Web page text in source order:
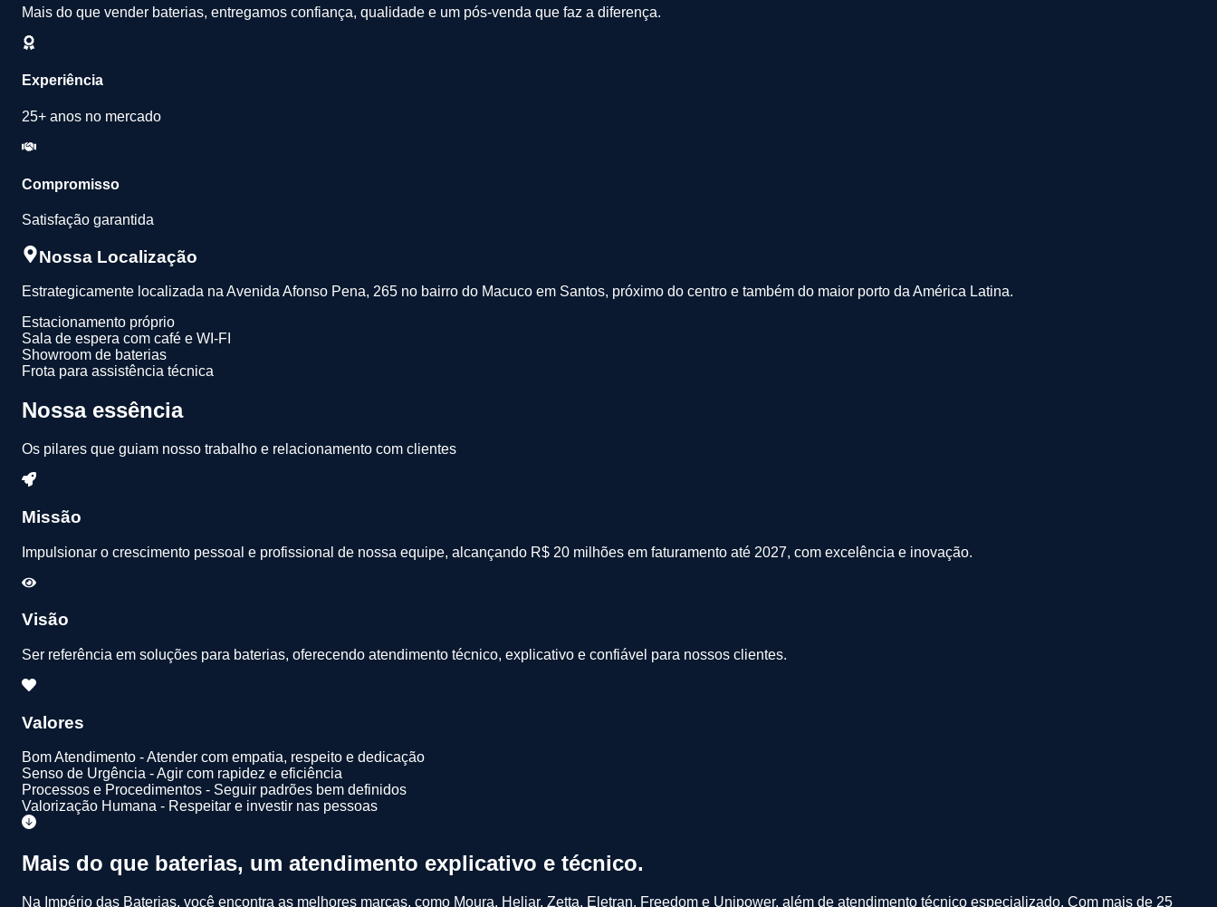
Mais do que vender baterias, entregamos confiança, qualidade e um pós-venda que faz a diferença.
Experiência
25+ anos no mercado
Compromisso
Satisfação garantida
Nossa Localização
Estrategicamente localizada na Avenida Afonso Pena, 265 no bairro do Macuco em Santos, próximo do centro e também do maior porto da América Latina.
Estacionamento próprio
Sala de espera com café e WI-FI
Showroom de baterias
Frota para assistência técnica
Nossa essência
Os pilares que guiam nosso trabalho e relacionamento com clientes
Missão
Impulsionar o crescimento pessoal e profissional de nossa equipe, alcançando R$ 20 milhões em faturamento até 2027, com excelência e inovação.
Visão
Ser referência em soluções para baterias, oferecendo atendimento técnico, explicativo e confiável para nossos clientes.
Valores
Bom Atendimento - Atender com empatia, respeito e dedicação
Senso de Urgência - Agir com rapidez e eficiência
Processos e Procedimentos - Seguir padrões bem definidos
Valorização Humana - Respeitar e investir nas pessoas
Mais do que baterias, um atendimento explicativo e técnico.
Na Império das Baterias, você encontra as melhores marcas, como Moura, Heliar, Zetta, Eletran, Freedom e Unipower, além de atendimento técnico especializado. Com mais de 25